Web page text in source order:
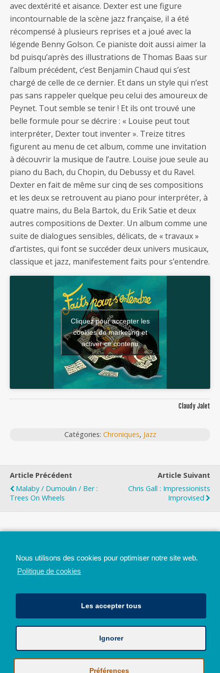
avec dextérité et aisance. Dexter est une figure
incontournable de la scène jazz française, il a été
récompensé à plusieurs reprises et a joué avec la
légende Benny Golson. Ce pianiste doit aussi aimer la
bd puisqu’après des illustrations de Thomas Baas sur
l’album précédent, c’est Benjamin Chaud qui s’est
chargé de celle de ce dernier. Et dans un style qui n’est
pas sans rappeler quelque peu celui des amoureux de
Peynet. Tout semble se tenir ! Et ils ont trouvé une
belle formule pour se décrire : « Louise peut tout
interpréter, Dexter tout inventer ». Treize titres
figurent au menu de cet album, comme une invitation
à découvrir la musique de l’autre. Louise joue seule au
piano du Bach, du Chopin, du Debussy et du Ravel.
Dexter en fait de même sur cinq de ses compositions
et les deux se retrouvent au piano pour interpréter, à
quatre mains, du Bela Bartok, du Erik Satie et deux
autres compositions de Dexter. Un album comme une
suite de dialogues sensibles, délicats, de « travaux »
d’artistes, qui font se succéder deux univers musicaux,
classique et jazz, manifestement faits pour s’entendre.
Cliquez pour accepter les
cookies de marketing et
activer ce contenu
Claudy Jalet
Catégories: Chroniques, Jazz
Article Précédent
Malaby / Dumoulin / Ber :
Trees On Wheels
Article Suivant
Chris Gall : Impressionists
Improvised
Avec le soutien de la Province de Liège
© 2026 - Tous droits réservés - JazzMania
Politique en matière de confidentialité et de vie privée
Nous utilisons des cookies pour optimiser notre site web.
Politique de cookies
Les accepter tous
Ignorer
Préférences